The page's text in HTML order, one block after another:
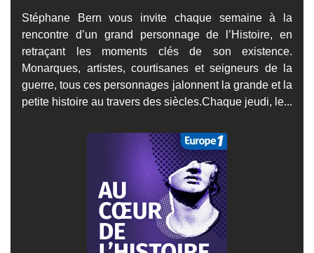
Stéphane Bern vous invite chaque semaine à la
rencontre d’un grand personnage de l’Histoire, en
retraçant les moments clés de son existence.
Monarques, artistes, courtisanes et seigneurs de la
guerre, tous ces personnages jalonnent la grande et la
petite histoire au travers des siècles.Chaque jeudi, le...